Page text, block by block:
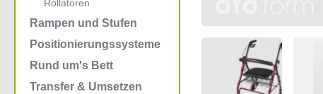
Rollatoren
Rampen und Stufen
Positionierungssysteme
Rund um's Bett
Transfer & Umsetzen